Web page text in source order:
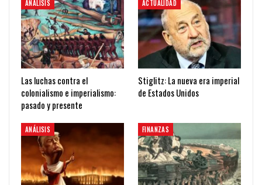
ANÁLISIS
Las luchas contra el
colonialismo e imperialismo:
pasado y presente
ACTUALIDAD
Stiglitz: La nueva era imperial
de Estados Unidos
ANÁLISIS FINANZAS